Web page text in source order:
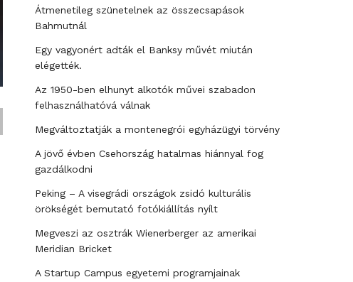
Átmenetileg szünetelnek az összecsapások
Bahmutnál
Egy vagyonért adták el Banksy művét miután
elégették.
Az 1950-ben elhunyt alkotók művei szabadon
felhasználhatóvá válnak
Megváltoztatják a montenegrói egyházügyi törvény
A jövő évben Csehország hatalmas hiánnyal fog
gazdálkodni
Peking – A visegrádi országok zsidó kulturális
örökségét bemutató fotókiállítás nyílt
Megveszi az osztrák Wienerberger az amerikai
Meridian Bricket
A Startup Campus egyetemi programjainak